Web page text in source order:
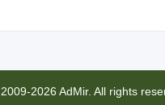
2026 AdMir. All rights